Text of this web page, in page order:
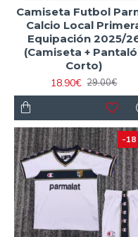
Camiseta Futbol
Calcio Local
Equipación 2025/
(Camiseta +
Corto)
18.90€ 29.00€
-18